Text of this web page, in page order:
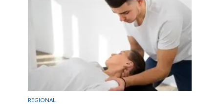
REGIONAL